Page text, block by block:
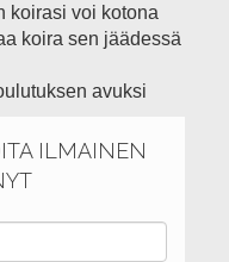
koirasi voi kotona
koira sen jäädessä
avuksi
ILMAINEN